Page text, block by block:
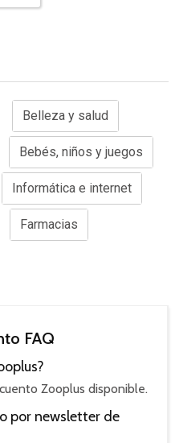
Belleza y salud
Bebés, niños y juegos
Informática e internet
Farmacias
FAQ
Zooplus disponible.
por newsletter de